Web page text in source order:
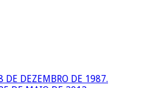
DE DEZEMBRO DE 1987.